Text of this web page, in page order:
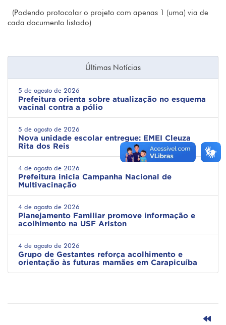
(Podendo protocolar o projeto com apenas 1 (uma) via de
cada documento listado)
Últimas Notícias
5 de agosto de 2026
Prefeitura orienta sobre atualização no esquema
vacinal contra a pólio
5 de agosto de 2026
Nova unidade escolar entregue: EMEI Cleuza
Rita dos Reis
4 de agosto de 2026
Prefeitura inicia Campanha Nacional de
Multivacinação
4 de agosto de 2026
Planejamento Familiar promove informação e
acolhimento na USF Ariston
4 de agosto de 2026
Grupo de Gestantes reforça acolhimento e
orientação às futuras mamães em Carapicuíba